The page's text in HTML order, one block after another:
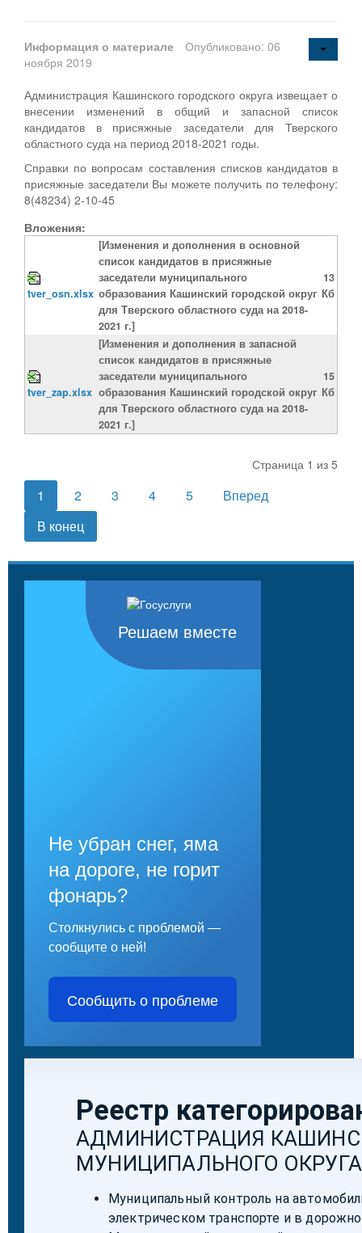
Информация о материале
Опубликовано: 06
ноября 2019
Администрация Кашинского городского округа извещает о
внесении изменений в общий и запасной список
кандидатов в присяжные заседатели для Тверского
областного суда на период 2018-2021 годы.
Справки по вопросам составления списков кандидатов в
присяжные заседатели Вы можете получить по телефону:
8(48234) 2-10-45
Вложения:
tver_osn.xlsx
[Изменения и дополнения в основной
список кандидатов в присяжные
заседатели муниципального
образования Кашинский городской округ
для Тверского областного суда на 2018-
2021 г.]
13
Кб
tver_zap.xlsx
[Изменения и дополнения в запасной
список кандидатов в присяжные
заседатели муниципального
образования Кашинский городской округ
для Тверского областного суда на 2018-
2021 г.]
15
Кб
Страница 1 из 5
1 2 3 4 5
Вперед
В конец
Решаем вместе
Не убран снег, яма
на дороге, не горит
фонарь?
Столкнулись с проблемой —
сообщите о ней!
Сообщить о проблеме